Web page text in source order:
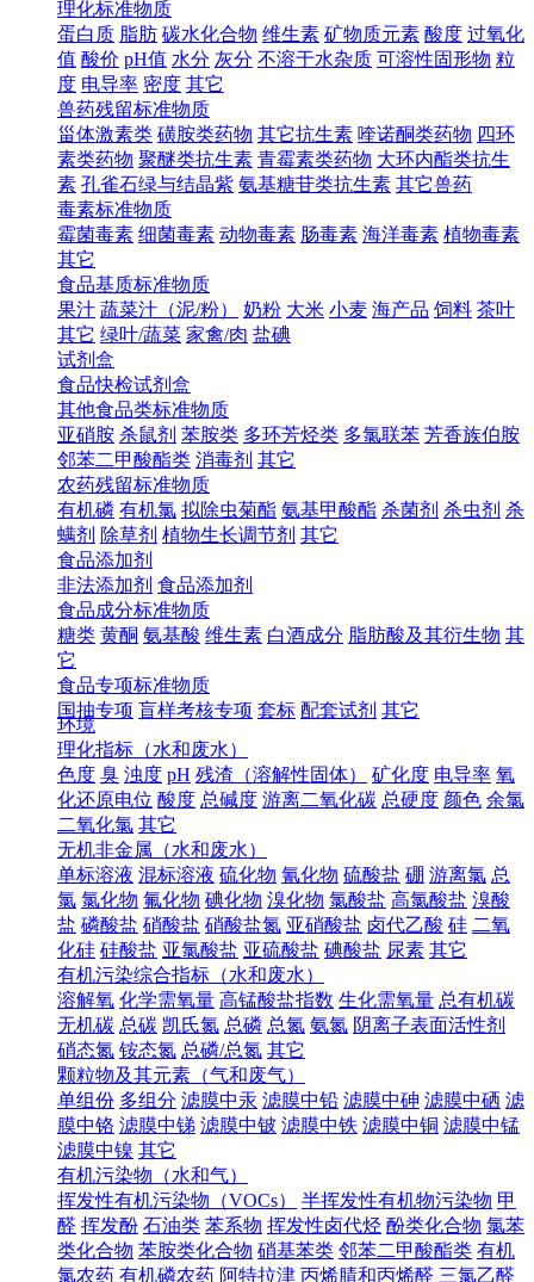
理化标准物质
蛋白质 脂肪 碳水化合物 维生素 矿物质元素 酸度 过氧化
值 酸价 pH值 水分 灰分 不溶于水杂质 可溶性固形物 粒
度 电导率 密度 其它
兽药残留标准物质
甾体激素类 磺胺类药物 其它抗生素 喹诺酮类药物 四环
素类药物 聚醚类抗生素 青霉素类药物 大环内酯类抗生
素 孔雀石绿与结晶紫 氨基糖苷类抗生素 其它兽药
毒素标准物质
霉菌毒素 细菌毒素 动物毒素 肠毒素 海洋毒素 植物毒素
其它
食品基质标准物质
果汁 蔬菜汁（泥/粉） 奶粉 大米 小麦 海产品 饲料 茶叶
其它 绿叶/蔬菜 家禽/肉 盐碘
试剂盒
食品快检试剂盒
其他食品类标准物质
亚硝胺 杀鼠剂 苯胺类 多环芳烃类 多氯联苯 芳香族伯胺
邻苯二甲酸酯类 消毒剂 其它
农药残留标准物质
有机磷 有机氯 拟除虫菊酯 氨基甲酸酯 杀菌剂 杀虫剂 杀
螨剂 除草剂 植物生长调节剂 其它
食品添加剂
非法添加剂 食品添加剂
食品成分标准物质
糖类 黄酮 氨基酸 维生素 白酒成分 脂肪酸及其衍生物 其
它
食品专项标准物质
国抽专项 盲样考核专项 套标 配套试剂 其它
环境
理化指标（水和废水）
色度 臭 浊度 pH 残渣（溶解性固体） 矿化度 电导率 氧
化还原电位 酸度 总碱度 游离二氧化碳 总硬度 颜色 余氯
二氧化氯 其它
无机非金属（水和废水）
单标溶液 混标溶液 硫化物 氰化物 硫酸盐 硼 游离氯 总
氯 氯化物 氟化物 碘化物 溴化物 氯酸盐 高氯酸盐 溴酸
盐 磷酸盐 硝酸盐 硝酸盐氮 亚硝酸盐 卤代乙酸 硅 二氧
化硅 硅酸盐 亚氯酸盐 亚硫酸盐 碘酸盐 尿素 其它
有机污染综合指标（水和废水）
溶解氧 化学需氧量 高锰酸盐指数 生化需氧量 总有机碳
无机碳 总碳 凯氏氮 总磷 总氮 氨氮 阴离子表面活性剂
硝态氮 铵态氮 总磷/总氮 其它
颗粒物及其元素（气和废气）
单组份 多组分 滤膜中汞 滤膜中铅 滤膜中砷 滤膜中硒 滤
膜中铬 滤膜中锑 滤膜中铍 滤膜中铁 滤膜中铜 滤膜中锰
滤膜中镍 其它
有机污染物（水和气）
挥发性有机污染物（VOCs）
半挥发性有机物污染物 甲
醛 挥发酚 石油类 苯系物 挥发性卤代烃 酚类化合物 氯苯
类化合物 苯胺类化合物 硝基苯类 邻苯二甲酸酯类 有机
氯农药 有机磷农药 阿特拉津 丙烯腈和丙烯醛 三氯乙醛